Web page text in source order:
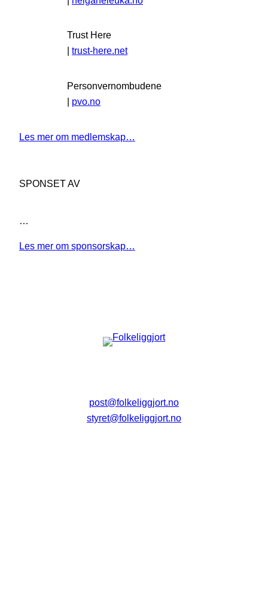
Trust Here
trust-here.net
Personvernombudene
| pvo.no
Les mer om medlemskap…
SPONSET AV
…
Les mer om sponsorskap…
post@folkeliggjort.no
styret@folkeliggjort.no